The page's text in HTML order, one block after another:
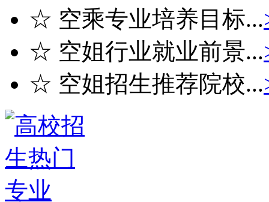
☆ 空乘专业培养目标...
☆ 空姐行业就业前景...
☆ 空姐招生推荐院校...